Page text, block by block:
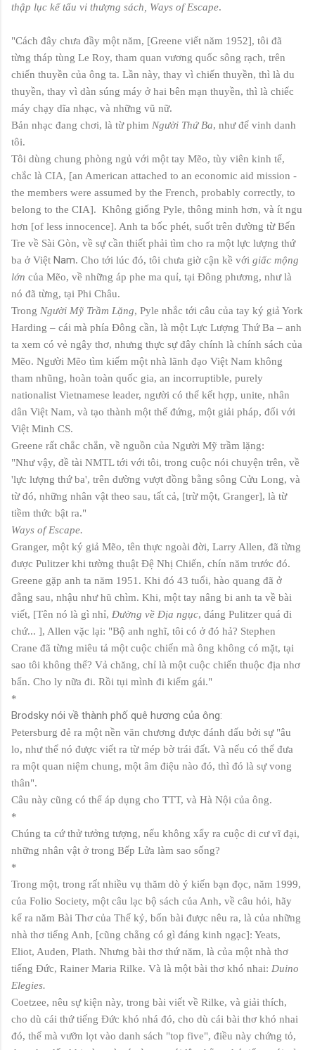
thập lục kế tẩu vi thượng sách, Ways of Escape.
"Cách đây chưa đầy một năm, [Greene viết năm 1952], tôi đã
từng tháp tùng Le Roy, tham quan vương quốc sông rạch, trên
chiến thuyền của ông ta. Lần này, thay vì chiến thuyền, thì là du
thuyền, thay vì dàn súng máy ở hai bên mạn thuyền, thì là chiếc
máy chạy dĩa nhạc, và những vũ nữ.
Bản nhạc đang chơi, là từ phim Người Thứ Ba, như để vinh danh
tôi.
Tôi dùng chung phòng ngủ với một tay Mẽo, tùy viên kinh tế,
chắc là CIA, [an American attached to an economic aid mission -
the members were assumed by the French, probably correctly, to
belong to the CIA]. Không giống Pyle, thông minh hơn, và ít ngu
hơn [of less innocence]. Anh ta bốc phét, suốt trên đường từ Bến
Tre về Sài Gòn, về sự cần thiết phải tìm cho ra một lực lượng thứ
ba ở Việt Nam. Cho tới lúc đó, tôi chưa giờ cận kề với giấc mộng
lớn của Mẽo, về những áp phe ma quỉ, tại Đông phương, như là
nó đã từng, tại Phi Châu.
Trong Người Mỹ Trầm Lặng, Pyle nhắc tới câu của tay ký giả York
Harding – cái mà phía Đông cần, là một Lực Lượng Thứ Ba – anh
ta xem có vẻ ngây thơ, nhưng thực sự đây chính là chính sách của
Mẽo. Người Mẽo tìm kiếm một nhà lãnh đạo Việt Nam không
tham nhũng, hoàn toàn quốc gia, an incorruptible, purely
nationalist Vietnamese leader, người có thể kết hợp, unite, nhân
dân Việt Nam, và tạo thành một thế đứng, một giải pháp, đối với
Việt Minh CS.
Greene rất chắc chắn, về nguồn của Người Mỹ trầm lặng:
"Như vậy, đề tài NMTL tới với tôi, trong cuộc nói chuyện trên, về
'lực lượng thứ ba', trên đường vượt đồng bằng sông Cửu Long, và
từ đó, những nhân vật theo sau, tất cả, [trừ một, Granger], là từ
tiềm thức bật ra."
Ways of Escape.
Granger, một ký giả Mẽo, tên thực ngoài đời, Larry Allen, đã từng
được Pulitzer khi tường thuật Đệ Nhị Chiến, chín năm trước đó.
Greene gặp anh ta năm 1951. Khi đó 43 tuổi, hào quang đã ở
đằng sau, nhậu như hũ chìm. Khi, một tay nâng bi anh ta về bài
viết, [Tên nó là gì nhỉ, Đường về Địa ngục, đáng Pulitzer quá đi
chứ... ], Allen vặc lại: "Bộ anh nghĩ, tôi có ở đó hả? Stephen
Crane đã từng miêu tả một cuộc chiến mà ông không có mặt, tại
sao tôi không thể? Vả chăng, chỉ là một cuộc chiến thuộc địa nhơ
bẩn. Cho ly nữa đi. Rồi tụi mình đi kiếm gái."
*
Brodsky nói về thành phố quê hương của ông:
Petersburg đẻ ra một nền văn chương được đánh dấu bởi sự "âu
lo, như thể nó được viết ra từ mép bờ trái đất. Và nếu có thể đưa
ra một quan niệm chung, một âm điệu nào đó, thì đó là sự vong
thân".
Câu này cũng có thể áp dụng cho TTT, và Hà Nội của ông.
*
Chúng ta cứ thử tưởng tượng, nếu không xẩy ra cuộc di cư vĩ đại,
những nhân vật ở trong Bếp Lửa làm sao sống?
*
Trong một, trong rất nhiều vụ thăm dò ý kiến bạn đọc, năm 1999,
của Folio Society, một câu lạc bộ sách của Anh, về câu hỏi, hãy
kể ra năm Bài Thơ của Thế kỷ, bốn bài được nêu ra, là của những
nhà thơ tiếng Anh, [cũng chẳng có gì đáng kinh ngạc]: Yeats,
Eliot, Auden, Plath. Nhưng bài thơ thứ năm, là của một nhà thơ
tiếng Đức, Rainer Maria Rilke. Và là một bài thơ khó nhai: Duino
Elegies.
Coetzee, nêu sự kiện này, trong bài viết về Rilke, và giải thích,
cho dù cái thứ tiếng Đức khó nhá đó, cho dù cái bài thơ khó nhai
đó, thế mà vưỡn lọt vào danh sách "top five", điều này chứng tỏ,